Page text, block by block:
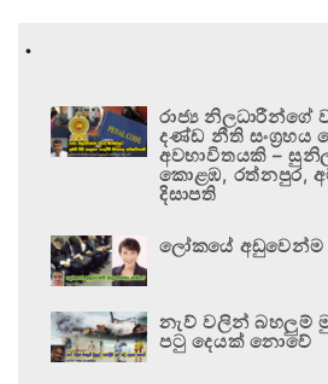
.
රාජ්‍ය නිලධාරීන්ගේ
දණ්ඩ නීති සංග්‍රහය
අවභාවිතයකි –
කොළඹ, රත්නපුර,
දිසාපති
ලෝකයේ අඩුවෙන්ම
නැව් වලින් බහලුම්
පටු දෙයක් නොවේ